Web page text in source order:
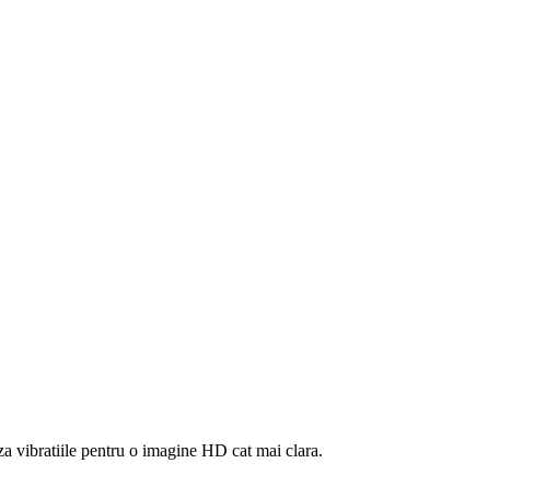
vibratiile pentru o imagine HD cat mai clara.